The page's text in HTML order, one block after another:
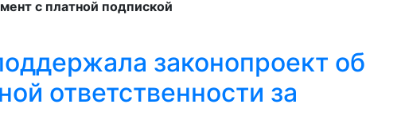
с платной подпиской
законопроект об
ответственности за